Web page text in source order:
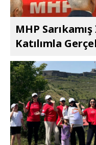
MHP
Katılımla